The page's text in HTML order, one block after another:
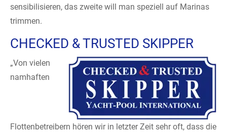
sensibilisieren, das zweite will man speziell auf Marinas
trimmen.
CHECKED & TRUSTED SKIPPER
„Von vielen
namhaften
Flottenbetreibern hören wir in letzter Zeit sehr oft, dass die